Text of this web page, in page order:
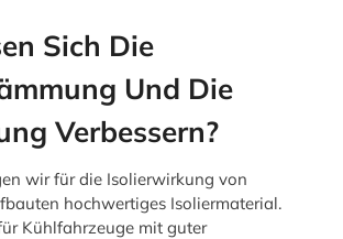
Sich Die
Und Die
Verbessern?
wir für die Isolierwirkung von
hochwertiges Isoliermaterial.
Kühlfahrzeuge mit guter